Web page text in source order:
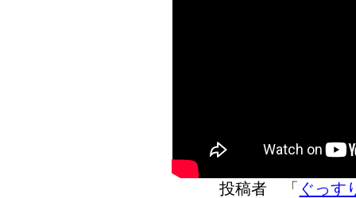
投稿者 「 ぐっす